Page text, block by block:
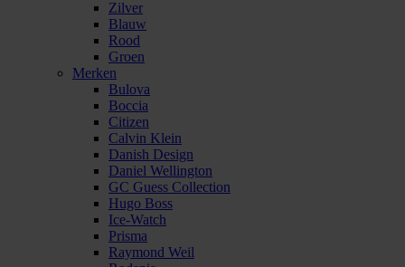
Zilver
Blauw
Rood
Groen
Merken
Bulova
Boccia
Citizen
Calvin Klein
Danish Design
Daniel Wellington
GC Guess Collection
Hugo Boss
Ice-Watch
Prisma
Raymond Weil